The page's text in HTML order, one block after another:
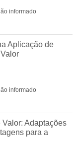
informado
Aplicação de
informado
Adaptações
para a